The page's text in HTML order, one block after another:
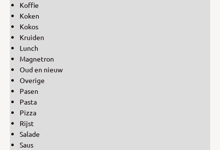
Koffie
Koken
Kokos
Kruiden
Lunch
Magnetron
Oud en nieuw
Overige
Pasen
Pasta
Pizza
Rijst
Salade
Saus